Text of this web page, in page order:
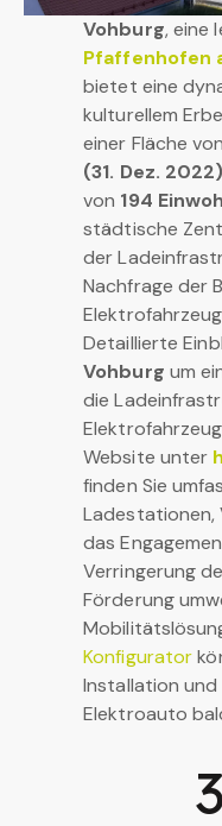
Vohburg, eine
Pfaffenhofen
bietet eine
kulturellem
einer Fläche von
(31. Dez. 2022)
von 194
städtische
der
Nachfrage der
Detaillierte
Vohburg um
die
Website unter
finden Sie
Ladestationen,
das
Verringerung
Förderung
Konfigurator
Installation und
Elektroauto